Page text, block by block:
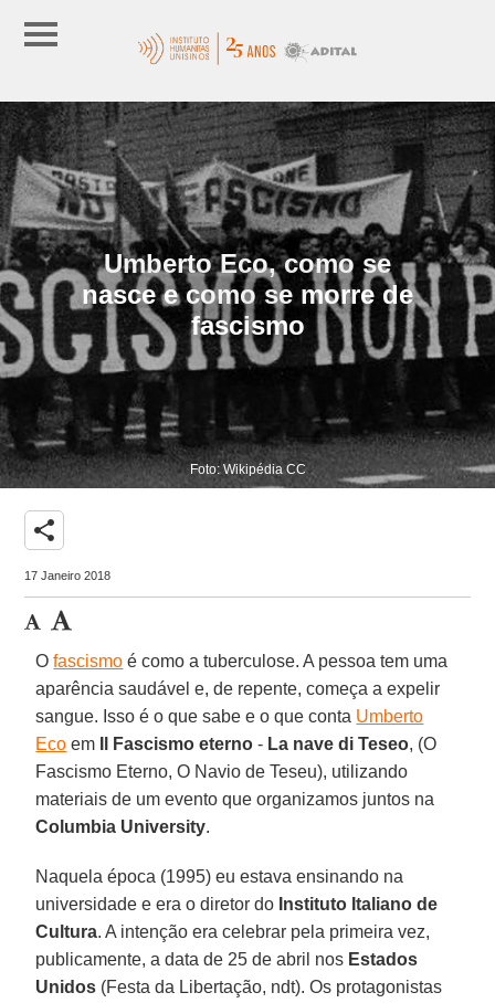
Umberto Eco, como se
nasce e como se morre de
fascismo
Foto: Wikipédia CC
share
17 Janeiro 2018
Ofascismo é como a tuberculose. A pessoa tem uma
aparência saudável e, de repente, começa a expelir
sangue. Isso é o que sabe e o que conta Umberto
Eco em Il Fascismo eterno - La nave di Teseo, (O
Fascismo Eterno, O Navio de Teseu), utilizando
materiais de um evento que organizamos juntos na
Columbia University.
Naquela época (1995) eu estava ensinando na
universidade e era o diretor do Instituto Italiano de
Cultura. A intenção era celebrar pela primeira vez,
publicamente, a data de 25 de abril nos Estados
Unidos (Festa da Libertação, ndt). Os protagonistas